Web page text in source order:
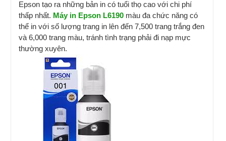
Epson tạo ra những bản in có tuổi thọ cao với chi phí
thấp nhất. Máy in Epson L6190 màu đa chức năng có
thể in với số lượng trang in lên đến 7,500 trang trắng đen
và 6,000 trang màu, tránh tình trạng phải đi nạp mực
thường xuyên.